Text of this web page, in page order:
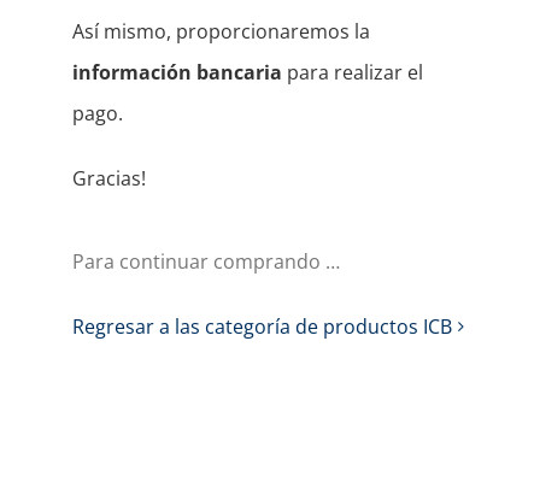
Así mismo, proporcionaremos la
información bancaria para realizar el
pago.
Gracias!
Para continuar comprando …
Regresar a las categoría de productos ICB